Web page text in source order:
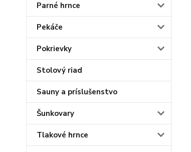
Parné hrnce
Pekáče
Pokrievky
Stolový riad
Sauny a príslušenstvo
Šunkovary
Tlakové hrnce